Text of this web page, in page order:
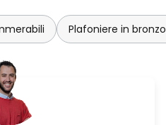
Plafoniere in